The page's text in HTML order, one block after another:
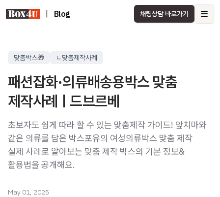
Blog 채팅상담 바로가기
맞춤박스🎁 ㄴ맞춤제작사례
패션잡화·의류배송용박스 맞춤
제작사례ㅣ드브르베
초보자도 쉽게 따라 할 수 있는 맞춤제작 가이드! 앞치마와
같은 의류를 담은 박스포유의 여성의류박스 맞춤 제작
실제 사례로 알아보는 맞춤 제작 박스의 기본 정보&
활용법을 공개해요.
May 01, 2025